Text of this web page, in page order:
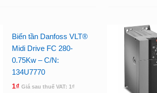
Biến tần Danfoss VLT®
Midi Drive FC 280-
0.75Kw – C/N:
134U7770
1₫ Giá sau thuế VAT: 1 ₫